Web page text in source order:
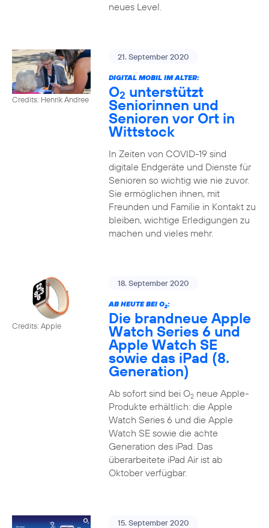
neues Level.
Credits: Henrik Andree
21. September 2020
DIGITAL MOBIL IM ALTER:
O2 unterstützt
Seniorinnen und
Senioren vor Ort in
Wittstock
In Zeiten von COVID-19 sind
digitale Endgeräte und Dienste für
Senioren so wichtig wie nie zuvor.
Sie ermöglichen ihnen, mit
Freunden und Familie in Kontakt zu
bleiben, wichtige Erledigungen zu
machen und vieles mehr.
Credits: Apple
18. September 2020
AB HEUTE BEI O2:
Die brandneue Apple
Watch Series 6 und
Apple Watch SE
sowie das iPad (8.
Generation)
Ab sofort sind bei O2neue Apple-
Produkte erhältlich: die Apple
Watch Series 6 und die Apple
Watch SE sowie die achte
Generation des iPad. Das
überarbeitete iPad Air ist ab
Oktober verfügbar.
15. September 2020